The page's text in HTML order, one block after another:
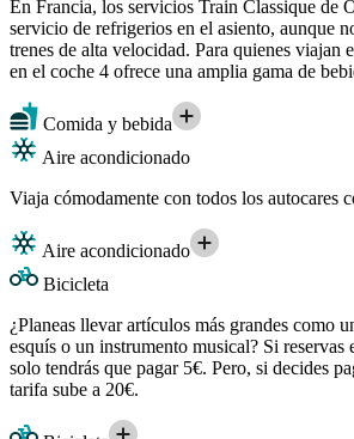
En Francia, los servicios Train Classique de
servicio de refrigerios en el asiento, aunque
trenes de alta velocidad. Para quienes viajan
en el coche 4 ofrece una amplia gama de
Comida y bebida
Aire acondicionado
Viaja cómodamente con todos los autocares
Aire acondicionado
Bicicleta
¿Planeas llevar artículos más grandes como
esquís o un instrumento musical? Si reservas
solo tendrás que pagar 5€. Pero, si decides
tarifa sube a 20€.